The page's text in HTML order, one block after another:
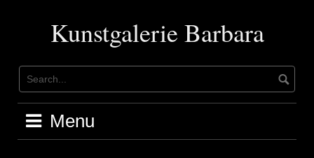
Kunstgalerie Barbara
Menu